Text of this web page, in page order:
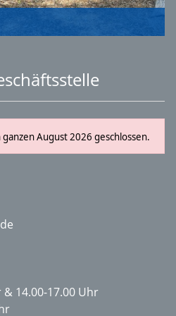
August 2026 geschlossen.
14.00-17.00 Uhr